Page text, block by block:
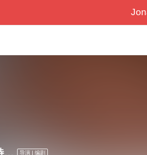
乔纳森·恩特威斯尔 导演 | 编剧